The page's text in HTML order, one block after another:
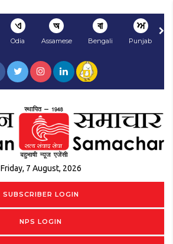
ଏ
Odia
অ
Assamese
বা
Bengali
ਅ
Punjabi
Friday, 7 August, 2026
SUBSCRIBER LOGIN
NPS LOGIN